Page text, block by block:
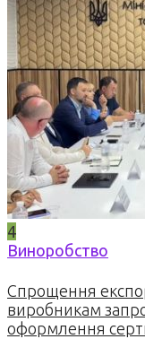
4
Виноробство
Спрощення
виробникам
оформлення